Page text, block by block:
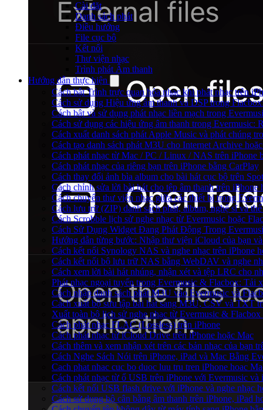
Cài đặt
Danh sách phát
Điều hướng
File cục bộ
Kết nối
Thư viện nhạc
Trình phát Âm thanh
Hướng dẫn thực hiện
Cách bật Trình trực quan hóa nhạc khi phát nhạc trên
Cách sử dụng Hiệu ứng âm thanh và DSP trong
Cách bật và sử dụng phát nhạc liền mạch trong
Cách sử dụng các hiệu ứng âm thanh trong Evermusic:
Cách xuất danh sách phát Apple Music và phát chúng
Cách tạo danh sách phát M3U cho Internet Archive
Cách phát nhạc từ Mac / PC / Linux / NAS trên
Cách phát nhạc của riêng bạn trên iPhone bằng CarPlay
Cách thay đổi ảnh bìa album cho bài hát cục bộ trên
Cách chỉnh sửa lời bài hát cho tệp âm thanh trên
Cách chuyển thư viện nhạc giữa các thiết bị trong
Cách lưu trữ (ZIP) danh sách phát, album, nghệ sĩ và
Cách Scrobble lịch sử nghe nhạc từ Evermusic hoặc
Cách Sử Dụng Widget Đang Phát Động Trong
Hướng dẫn từng bước: Nhập thư viện iCloud của bạn
Cách kết nối Synology NAS và nghe nhạc trên iPhone
Cách kết nối bộ lưu trữ NAS bằng WebDAV và nghe
Cách xem lời bài hát nhúng, nhận xét và tệp LRC cho
Phát nhạc ngoại tuyến trong Evermusic & Flacbox: Tải
Cách nhập danh sách phát M3U vào Evermusic và
Cách xuất bộ sưu tập bài hát sang M3U, CSV và TXT
Xuất toàn bộ lịch sử nghe nhạc từ Evermusic & Flacbox
Cách phát nhạc FLAC (Lossless) trên iPhone
Cách phát nhạc từ iCloud Drive trên iPhone hoặc Mac
Cách thêm và xem nhận xét trên các bản nhạc của bạn
Cách Nghe Sách Nói trên iPhone, iPad và Mac Bằng
Cach phat nhac cuc bo duoc luu tru tren iPhone hoac
Cách phát nhạc từ ổ USB trên iPhone với Evermusic và
Cách kết nối USB flash drive với iPhone và nghe nhạc
Cách sử dụng bộ cân bằng âm thanh trên iPhone, iPad